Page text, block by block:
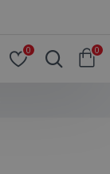
0 0